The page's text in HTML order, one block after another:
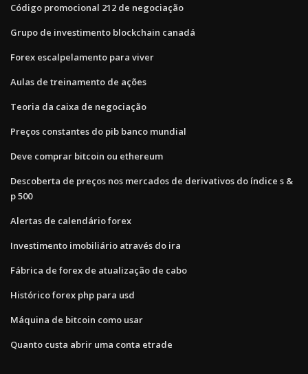
Código promocional 212 de negociação
Grupo de investimento blockchain canadá
Forex escalpelamento para viver
Aulas de treinamento de ações
Teoria da caixa de negociação
Preços constantes do pib banco mundial
Deve comprar bitcoin ou ethereum
Descoberta de preços nos mercados de derivativos do índice s &
p 500
Alertas de calendário forex
Investimento imobiliário através do ira
Fábrica de forex de atualização de cabo
Histórico forex php para usd
Máquina de bitcoin como usar
Quanto custa abrir uma conta etrade